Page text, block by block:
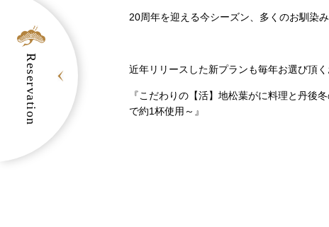
Reservation
20周年を迎える今シーズン、多くのお馴染
近年リリースした新プランも毎年お選び頂
『こだわりの【活】地松葉がに料理と丹後
で約1杯使用～』